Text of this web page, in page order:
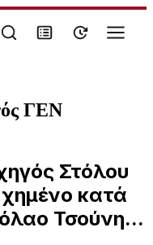
ΓΕΝ
Στόλου
κατά
Τσούνη...